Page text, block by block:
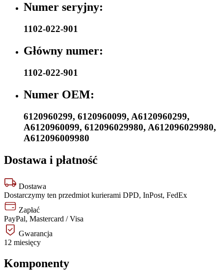
Numer seryjny:
1102-022-901
Główny numer:
1102-022-901
Numer OEM:
6120960299, 6120960099, A6120960299,
A6120960099, 612096029980, A612096029980,
A612096009980
Dostawa i płatność
Dostawa
Dostarczymy ten przedmiot kurierami DPD, InPost, FedEx
Zapłać
PayPal, Mastercard / Visa
Gwarancja
12 miesięcy
Komponenty